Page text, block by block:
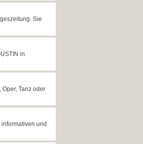
Sie
in
Tanz oder
und